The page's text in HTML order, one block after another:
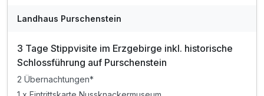
Landhaus Purschenstein
3 Tage Stippvisite im Erzgebirge inkl. historische
Schlossführung auf Purschenstein
2 Übernachtungen*